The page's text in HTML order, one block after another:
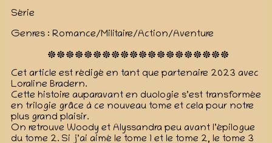
Série
Genres : Romance/Militaire/Action/Aventure
Cet article est rédigé en tant que partenaire 2023 avec
Loraline Bradern.
Cette histoire auparavant en duologie s’est transformée
en trilogie grâce à ce nouveau tome et cela pour notre
plus grand plaisir.
On retrouve Woody et Alyssandra peu avant l’épilogue
du tome 2. Si j’ai aimé le tome 1 et le tome 2, le tome 3